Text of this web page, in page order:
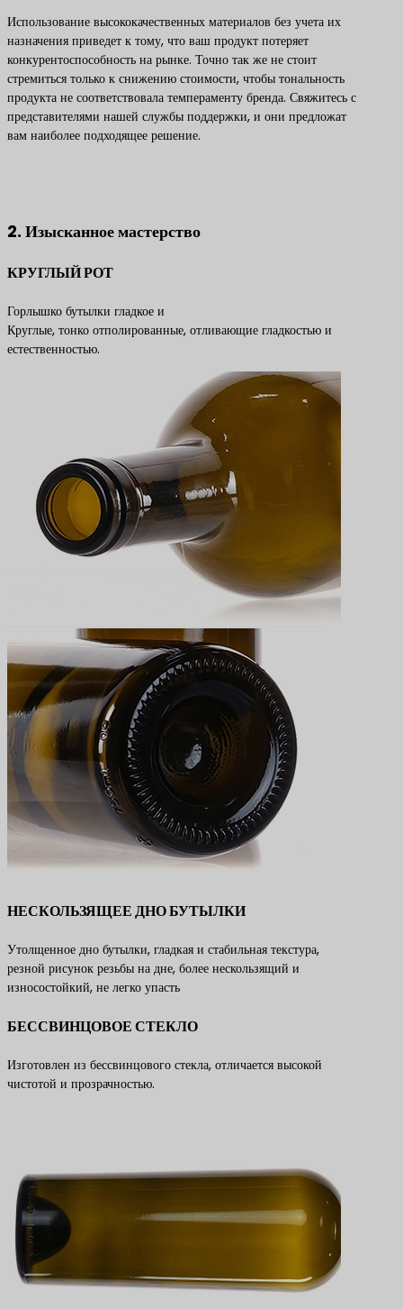
Использование высококачественных материалов без учета их
назначения приведет к тому, что ваш продукт потеряет
конкурентоспособность на рынке. Точно так же не стоит
стремиться только к снижению стоимости, чтобы тональность
продукта не соответствовала темпераменту бренда. Свяжитесь с
представителями нашей службы поддержки, и они предложат
вам наиболее подходящее решение.
2. Изысканное мастерство
КРУГЛЫЙ РОТ
Горлышко бутылки гладкое и
Круглые, тонко отполированные, отливающие гладкостью и
естественностью.
НЕСКОЛЬЗЯЩЕЕ ДНО БУТЫЛКИ
Утолщенное дно бутылки, гладкая и стабильная текстура,
резной рисунок резьбы на дне, более нескользящий и
износостойкий, не легко упасть
БЕССВИНЦОВОЕ СТЕКЛО
Изготовлен из бессвинцового стекла, отличается высокой
чистотой и прозрачностью.